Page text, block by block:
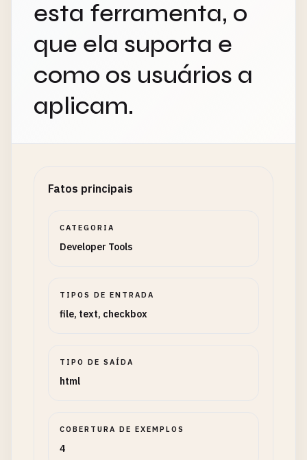
esta ferramenta, o
que ela suporta e
como os usuários a
aplicam.
Fatos principais
CATEGORIA
Developer Tools
TIPOS DE ENTRADA
file, text, checkbox
TIPO DE SAÍDA
html
COBERTURA DE EXEMPLOS
4